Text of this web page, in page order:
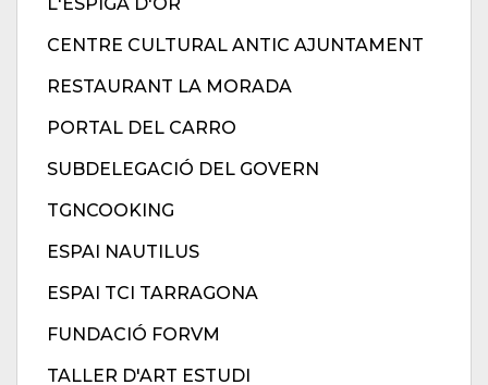
CENTRE CULTURAL ANTIC AJUNTAMENT
RESTAURANT LA MORADA
PORTAL DEL CARRO
SUBDELEGACIÓ DEL GOVERN
TGNCOOKING
ESPAI NAUTILUS
ESPAI TCI TARRAGONA
FUNDACIÓ FORVM
TALLER D'ART ESTUDI